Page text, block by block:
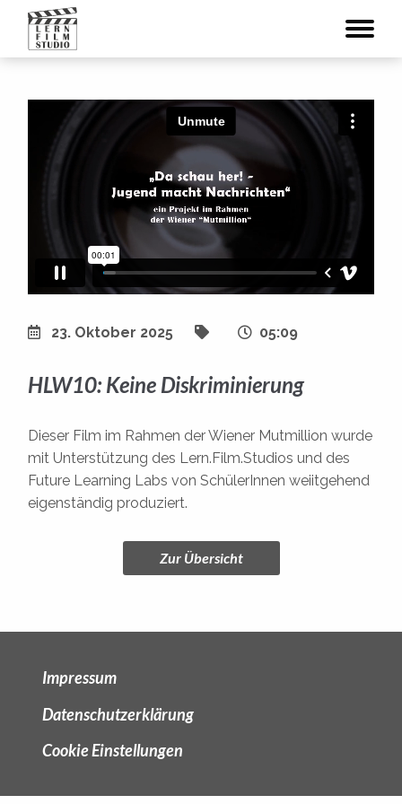
Dieser Film im Rahmen der Wiener Mutmillion wurde
mit Unterstützung des Lern.Film.Studios und des
Future Learning Labs von SchülerInnen weiitgehend
eigenständig produziert.
Zur Übersicht
23. Oktober 2025 05:09
HLW10: Keine Diskriminierung
Impressum
Datenschutzerklärung
Cookie Einstellungen